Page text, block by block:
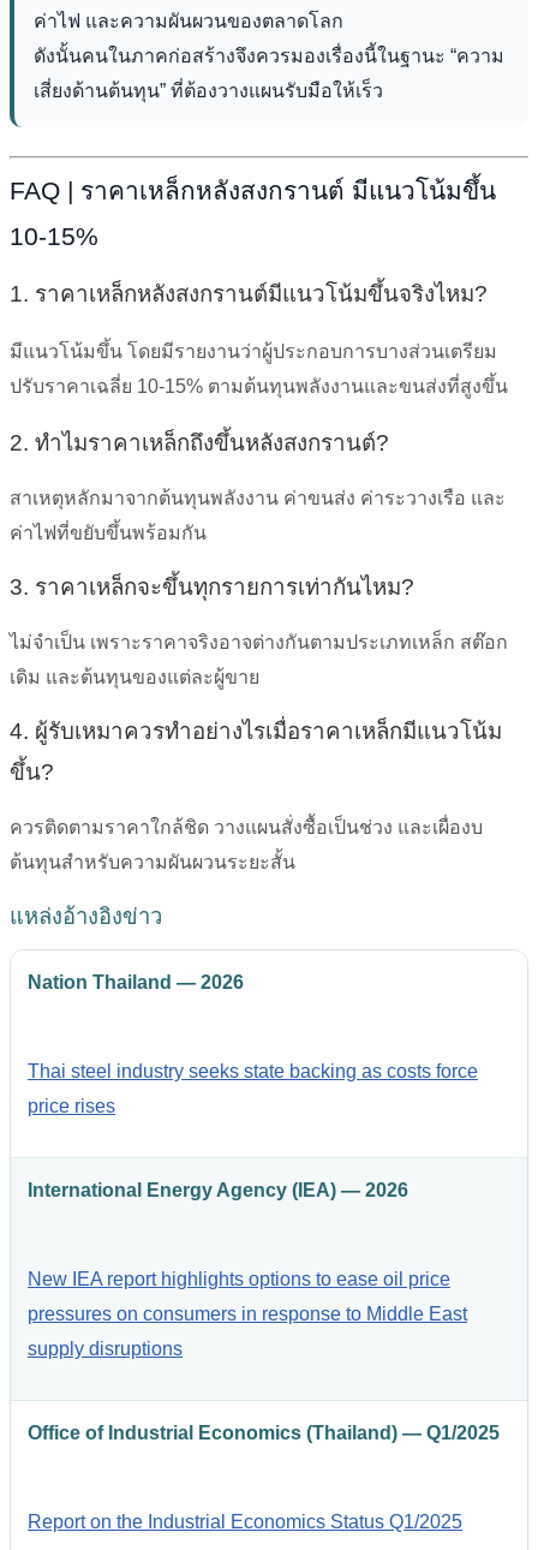
ค่าไฟ และความผันผวนของตลาดโลก
ดังนั้นคนในภาคก่อสร้างจึงควรมองเรื่องนี้ในฐานะ “ความ
เสี่ยงด้านต้นทุน” ที่ต้องวางแผนรับมือให้เร็ว
FAQ | ราคาเหล็กหลังสงกรานต์ มีแนวโน้มขึ้น
10-15%
1. ราคาเหล็กหลังสงกรานต์มีแนวโน้มขึ้นจริงไหม?
มีแนวโน้มขึ้น โดยมีรายงานว่าผู้ประกอบการบางส่วนเตรียม
ปรับราคาเฉลี่ย 10-15% ตามต้นทุนพลังงานและขนส่งที่สูงขึ้น
2. ทำไมราคาเหล็กถึงขึ้นหลังสงกรานต์?
สาเหตุหลักมาจากต้นทุนพลังงาน ค่าขนส่ง ค่าระวางเรือ และ
ค่าไฟที่ขยับขึ้นพร้อมกัน
3. ราคาเหล็กจะขึ้นทุกรายการเท่ากันไหม?
ไม่จำเป็น เพราะราคาจริงอาจต่างกันตามประเภทเหล็ก สต๊อก
เดิม และต้นทุนของแต่ละผู้ขาย
4. ผู้รับเหมาควรทำอย่างไรเมื่อราคาเหล็กมีแนวโน้ม
ขึ้น?
ควรติดตามราคาใกล้ชิด วางแผนสั่งซื้อเป็นช่วง และเผื่องบ
ต้นทุนสำหรับความผันผวนระยะสั้น
แหล่งอ้างอิงข่าว
Nation Thailand — 2026
Thai steel industry seeks state backing as costs force
price rises
International Energy Agency (IEA) — 2026
New IEA report highlights options to ease oil price
pressures on consumers in response to Middle East
supply disruptions
Office of Industrial Economics (Thailand) — Q1/2025
Report on the Industrial Economics Status Q1/2025